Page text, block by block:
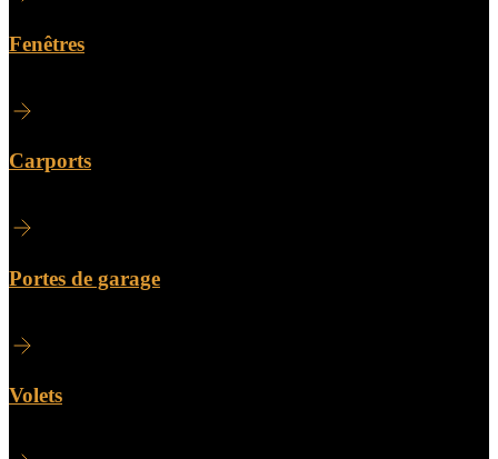
Fenêtres
Carports
Portes de garage
Volets